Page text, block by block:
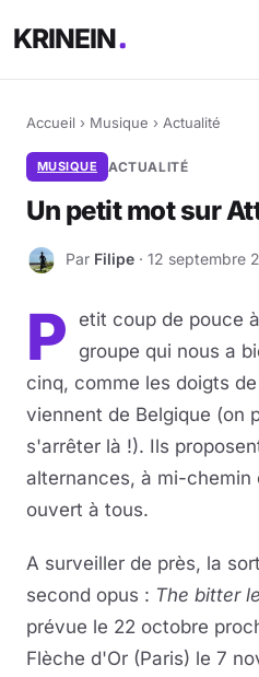
KRINEIN
Accueil › Musique › Actualité
MUSIQUE ACTUALITÉ
Un petit mot sur
F Par Filipe · 12 septembre
P
etit coup de pouce
groupe qui nous a
cinq, comme les doigts
viennent de Belgique (on
s'arrêter là !). Ils
alternances, à mi-chemin
ouvert à tous.
A surveiller de près, la
second opus : The bitter
prévue le 22 octobre
Flèche d'Or (Paris) le 7